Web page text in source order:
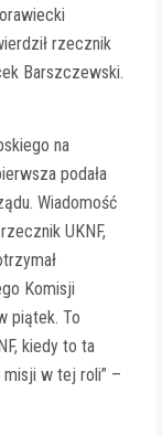
rzecznik
Barszczewski.
na
podała
Wiadomość
UKNF,
Komisji
piątek. To
kiedy to ta
w tej roli” –